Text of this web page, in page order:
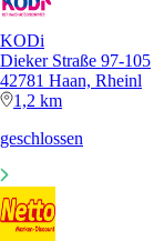
KODi
Dieker Straße 97-105
42781 Haan, Rheinl
1,2 km
geschlossen